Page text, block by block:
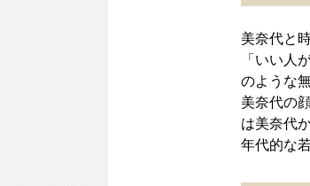
美奈代と
「いい人
のような
美奈代の
は美奈代
年代的な